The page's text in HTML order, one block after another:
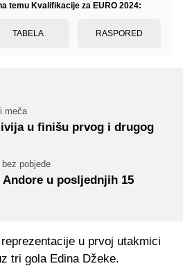
temu Kvalifikacije za EURO 2024:
TABELA RASPORED
meča
u finišu prvog i drugog
pobjede
u posljednjih 15
u prvoj utakmici
tri gola Edina Džeke.